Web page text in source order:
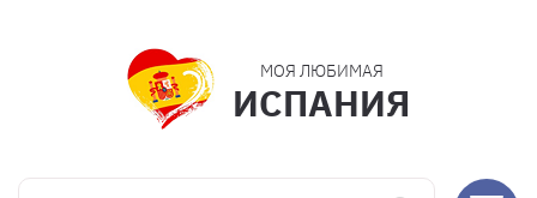
МОЯ ЛЮБИМАЯ
ИСПАНИЯ
Поиск информации об Испании